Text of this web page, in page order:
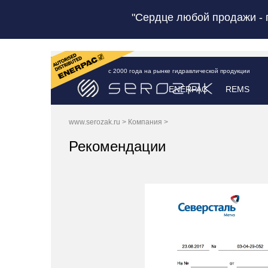
"Сердце любой продажи -
с 2000 года на рынке гидравлической продукции
ENERPAC REMS
www.serozak.ru > Компания >
Рекомендации